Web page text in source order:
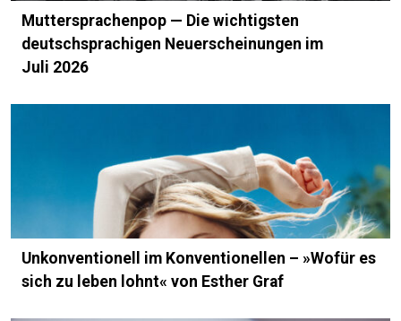
Muttersprachenpop — Die wichtigsten
deutschsprachigen Neuerscheinungen im
Juli 2026
Unkonventionell im Konventionellen – »Wofür es
sich zu leben lohnt« von Esther Graf